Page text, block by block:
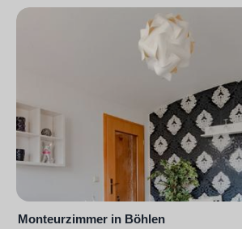
Monteurzimmer in Böhlen